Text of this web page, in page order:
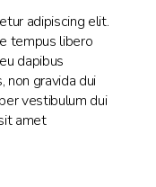
adipiscing elit.
tempus libero
dapibus
non gravida dui
vestibulum dui
amet